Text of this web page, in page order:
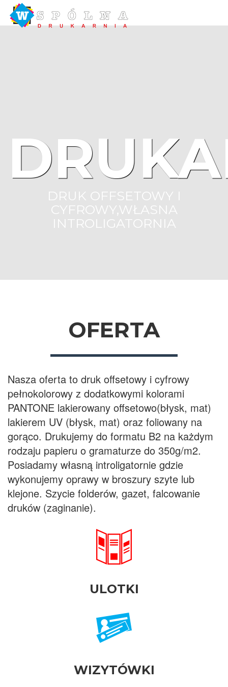
DRUK OFFSETOWY I
CYFROWY,WŁASNA
INTROLIGATORNIA
OFERTA
Nasza oferta to druk offsetowy i cyfrowy
pełnokolorowy z dodatkowymi kolorami
PANTONE lakierowany offsetowo(błysk, mat)
lakierem UV (błysk, mat) oraz foliowany na
gorąco. Drukujemy do formatu B2 na każdym
rodzaju papieru o gramaturze do 350g/m2.
Posiadamy własną introligatornie gdzie
wykonujemy oprawy w broszury szyte lub
klejone. Szycie folderów, gazet, falcowanie
druków (zaginanie).
ULOTKI
WIZYTÓWKI